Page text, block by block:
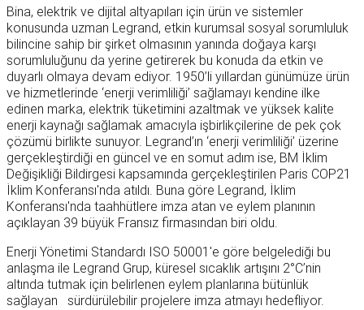
Bina, elektrik ve dijital altyapıları için ürün ve sistemler
konusunda uzman Legrand, etkin kurumsal sosyal sorumluluk
bilincine sahip bir şirket olmasının yanında doğaya karşı
sorumluluğunu da yerine getirerek bu konuda da etkin ve
duyarlı olmaya devam ediyor. 1950’li yıllardan günümüze ürün
ve hizmetlerinde ‘enerji verimliliği’ sağlamayı kendine ilke
edinen marka, elektrik tüketimini azaltmak ve yüksek kalite
enerji kaynağı sağlamak amacıyla işbirlikçilerine de pek çok
çözümü birlikte sunuyor. Legrand’ın ‘enerji verimliliği’ üzerine
gerçekleştirdiği en güncel ve en somut adım ise, BM İklim
Değişikliği Bildirgesi kapsamında gerçekleştirilen Paris COP21
İklim Konferansı'nda atıldı. Buna göre Legrand, İklim
Konferansı'nda taahhütlere imza atan ve eylem planının
açıklayan 39 büyük Fransız firmasından biri oldu.
Enerji Yönetimi Standardı ISO 50001'e göre belgelediği bu
anlaşma ile Legrand Grup, küresel sıcaklık artışını 2°C’nin
altında tutmak için belirlenen eylem planlarına bütünlük
sağlayan sürdürülebilir projelere imza atmayı hedefliyor.